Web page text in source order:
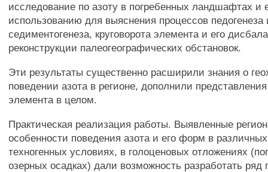
исследование по азоту в погребенных ландшафтах и
использованию для выяснения процессов педогенеза
седиментогенеза, круговорота элемента и его
реконструкции палеогеографических обстановок.
Эти результаты существенно расширили знания о
поведении азота в регионе, дополнили
элемента в целом.
Практическая реализация работы. Выявленные
особенности поведения азота и его форм в
техногенных условиях, в голоценовых отложениях
озерных осадках) дали возможность разработать ряд